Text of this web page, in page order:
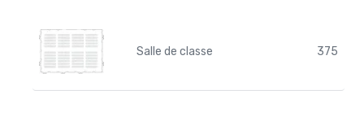
Salle de classe 375